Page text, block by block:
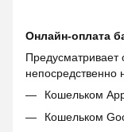
Онлайн-оплата
Предусматривает
Кошельком
Кошельком